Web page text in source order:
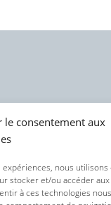
le consentement aux
nous utilisons
stocker et/ou accéder
à ces technologies
(UE)